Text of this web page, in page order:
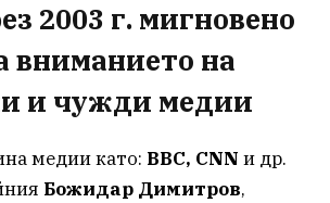
2003 г. мигновено
вниманието на
и чужди медии
медии като: BBC, CNN и др.
Божидар Димитров,